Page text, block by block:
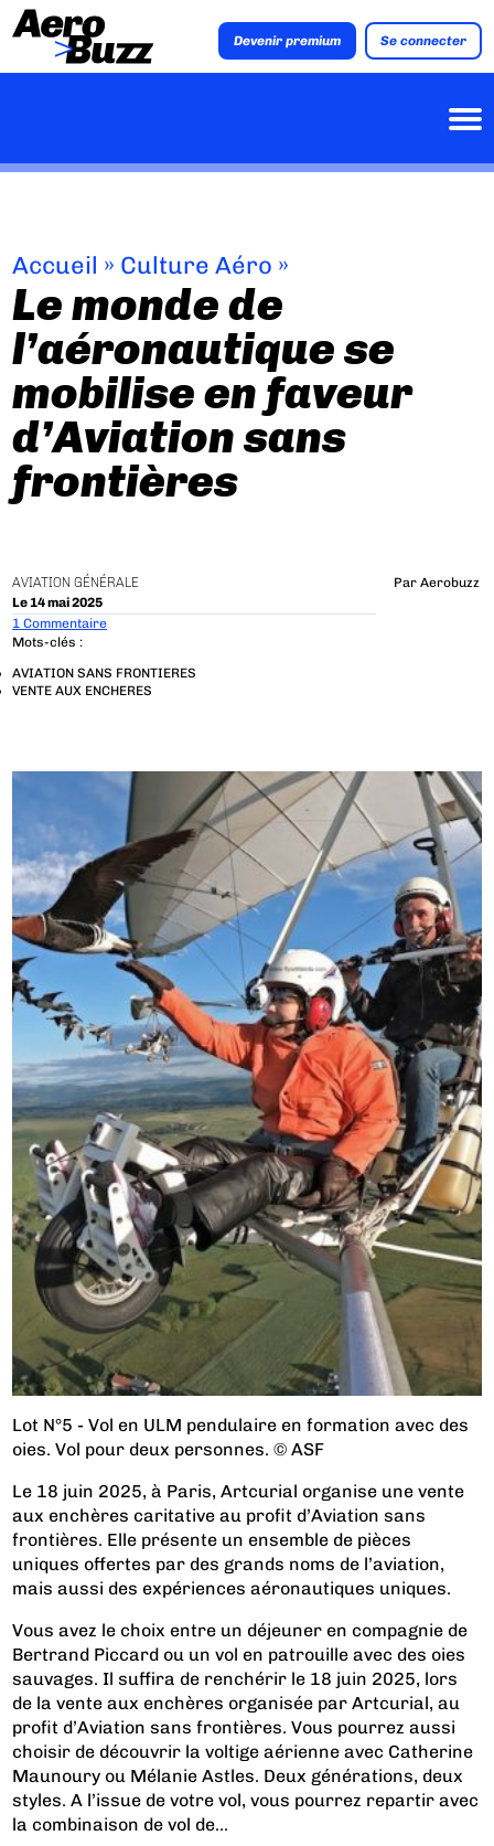
Devenir premium Se connecter
Accueil » Culture Aéro »
Le monde de
l’aéronautique se
mobilise en faveur
d’Aviation sans
frontières
AVIATION GÉNÉRALE
Le 14 mai 2025
Par Aerobuzz
1 Commentaire
Mots-clés :
AVIATION SANS FRONTIERES
VENTE AUX ENCHERES
Lot N°5 - Vol en ULM pendulaire en formation avec des
oies. Vol pour deux personnes. © ASF
Le 18 juin 2025, à Paris, Artcurial organise une vente
aux enchères caritative au profit d’Aviation sans
frontières. Elle présente un ensemble de pièces
uniques offertes par des grands noms de l’aviation,
mais aussi des expériences aéronautiques uniques.
Vous avez le choix entre un déjeuner en compagnie de
Bertrand Piccard ou un vol en patrouille avec des oies
sauvages. Il suffira de renchérir le 18 juin 2025, lors
de la vente aux enchères organisée par Artcurial, au
profit d’Aviation sans frontières. Vous pourrez aussi
choisir de découvrir la voltige aérienne avec Catherine
Maunoury ou Mélanie Astles. Deux générations, deux
styles. A l’issue de votre vol, vous pourrez repartir avec
la combinaison de vol de...